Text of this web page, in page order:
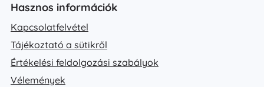
Hasznos információk
Kapcsolatfelvétel
Tájékoztató a sütikről
Értékelési feldolgozási szabályok
Vélemények